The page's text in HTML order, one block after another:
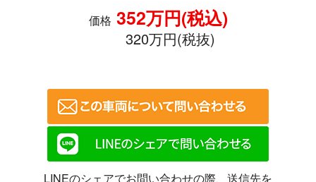
価格 352万円(税込)
320万円(税抜)
LINEのシェアでお問い合わせの際、送信先を